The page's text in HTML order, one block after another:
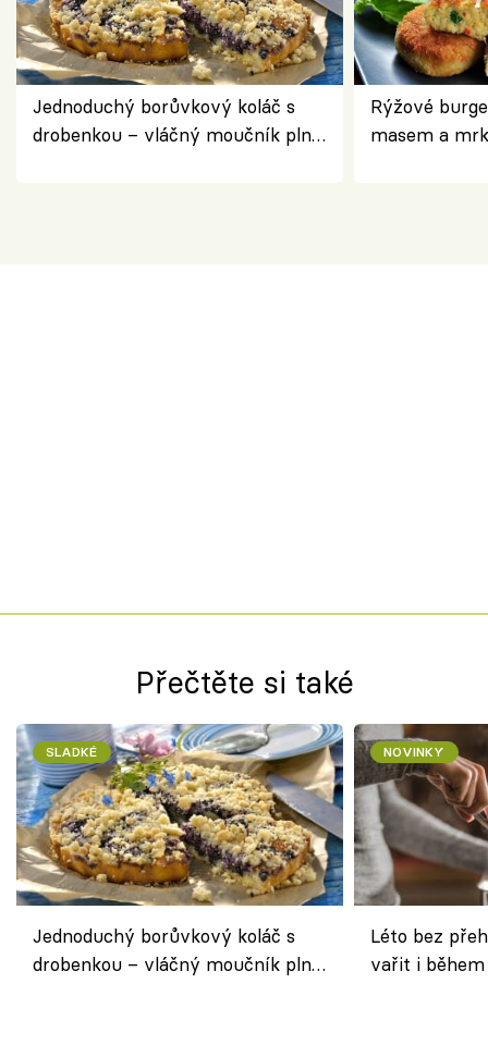
Jednoduchý borůvkový koláč s
drobenkou – vláčný moučník plný
Rýžové
masem a
Přečtěte si také
SLADKÉ
Jednoduchý borůvkový koláč s
drobenkou – vláčný moučník plný
NOVINKY
Léto bez
vařit i